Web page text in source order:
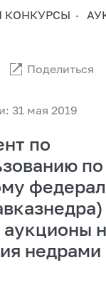
КОНКУРСЫ
31 мая 2019
Поделиться
по
аукционы
недрами